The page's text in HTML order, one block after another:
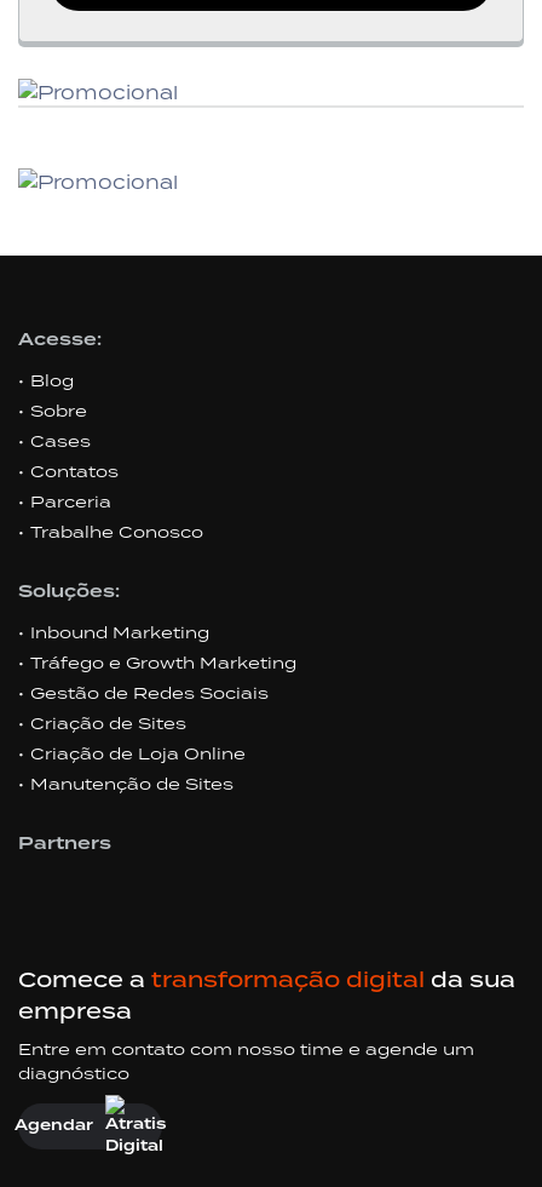
Acesse:
Blog
Sobre
Cases
Contatos
Parceria
Trabalhe Conosco
Soluções:
Inbound Marketing
Tráfego e Growth Marketing
Gestão de Redes Sociais
Criação de Sites
Criação de Loja Online
Manutenção de Sites
Partners
Comece a transformação digital da sua
empresa
Entre em contato com nosso time e agende um
diagnóstico
Agendar